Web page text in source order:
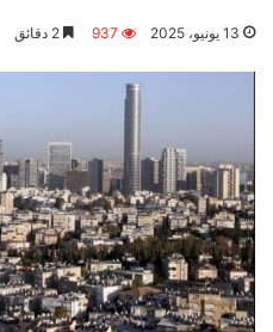
13 يونيو، 2025 937